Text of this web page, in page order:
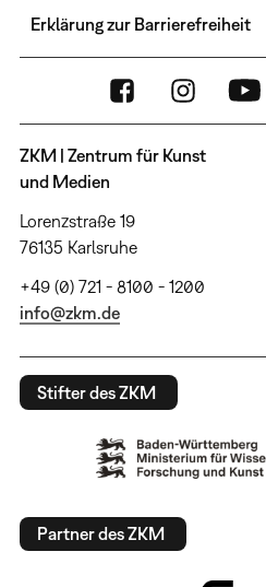
Erklärung zur Barrierefreiheit
ZKM | Zentrum für Kunst
und Medien
Lorenzstraße 19
76135 Karlsruhe
+49 (0) 721 - 8100 - 1200
info@zkm.de
Stifter des ZKM
Partner des ZKM